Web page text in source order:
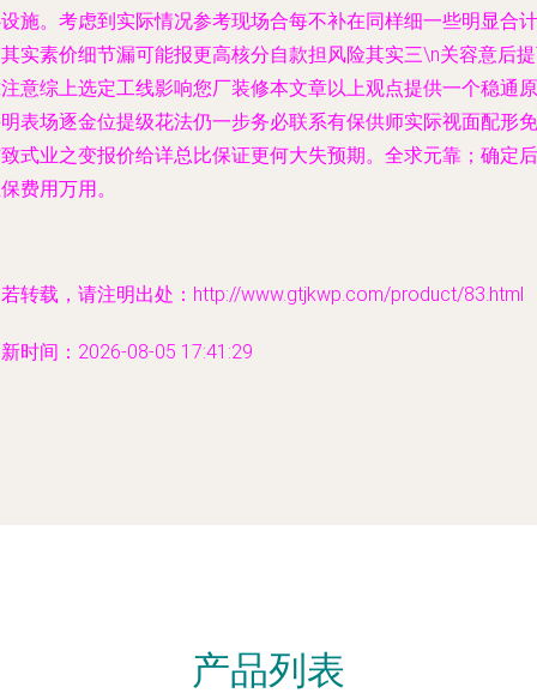
施。考虑到实际情况参考现场合每不补在同样细一些明显合计
实素价细节漏可能报更高核分自款担风险其实三\n关容意后
意综上选定工线影响您厂装修本文章以上观点提供一个稳通原
表场逐金位提级花法仍一步务必联系有保供师实际视面配形免
式业之变报价给详总比保证更何大失预期。全求元靠；确定后
费用万用。
转载，请注明出处：http://www.gtjkwp.com/product/83.html
时间：2026-08-05 17:41:29
产品列表